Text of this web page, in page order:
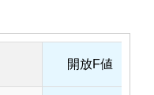
開放F値